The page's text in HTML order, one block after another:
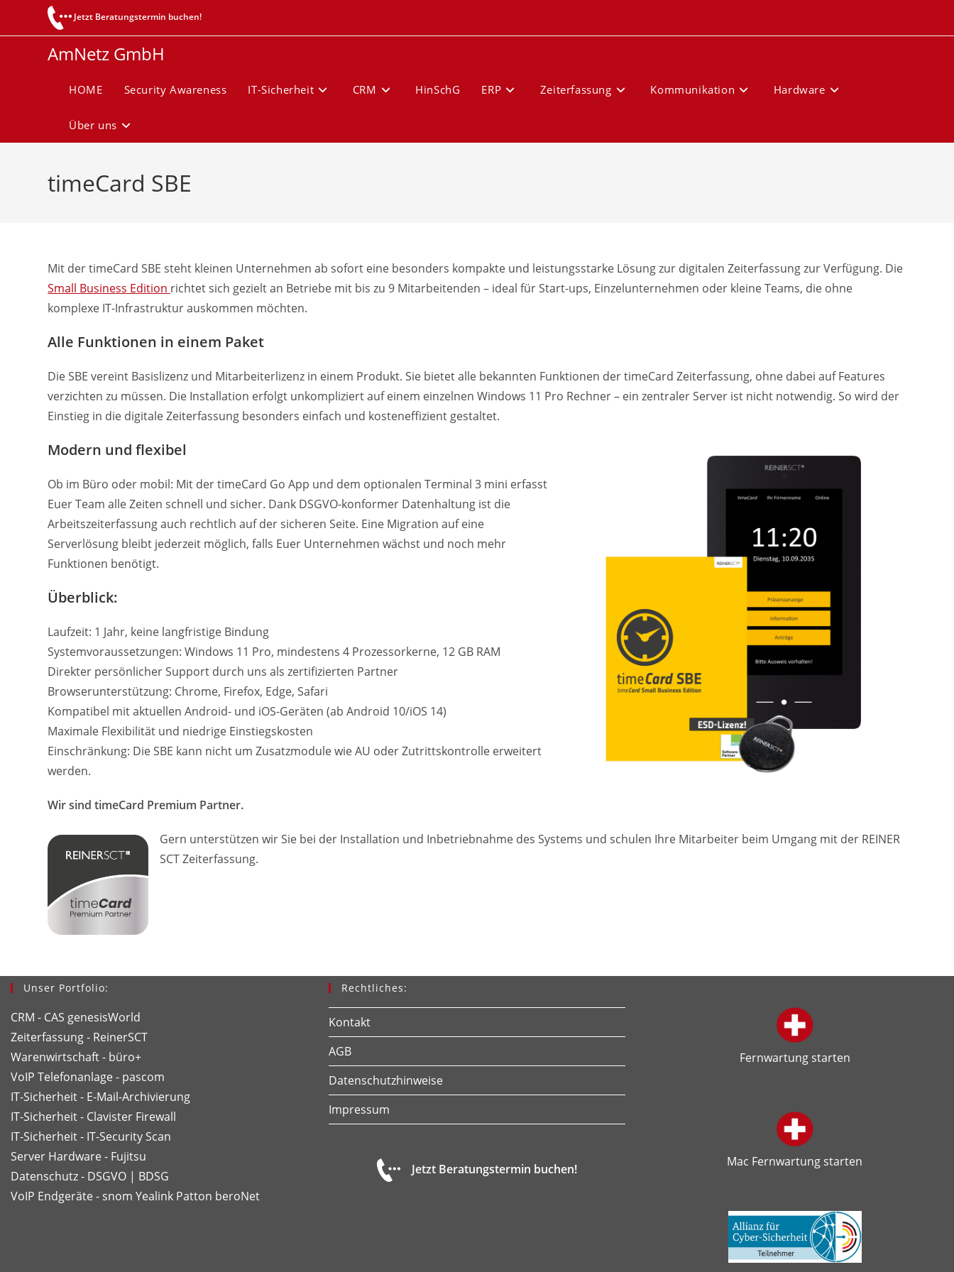
Jetzt Beratungstermin buchen!
AmNetz GmbH
HOME Security Awareness IT-Sicherheit CRM HinSchG ERP Zeiterfassung Kommunikation Hardware
Über uns
timeCard SBE
Mit der timeCard SBE steht kleinen Unternehmen ab sofort eine besonders kompakte und leistungsstarke Lösung zur digitalen Zeiterfassung zur Verfügung. Die
Small Business Edition richtet sich gezielt an Betriebe mit bis zu 9 Mitarbeitenden – ideal für Start-ups, Einzelunternehmen oder kleine Teams, die ohne
komplexe IT-Infrastruktur auskommen möchten.​
Alle Funktionen in einem Paket
Die SBE vereint Basislizenz und Mitarbeiterlizenz in einem Produkt. Sie bietet alle bekannten Funktionen der timeCard Zeiterfassung, ohne dabei auf Features
verzichten zu müssen. Die Installation erfolgt unkompliziert auf einem einzelnen Windows 11 Pro Rechner – ein zentraler Server ist nicht notwendig. So wird der
Einstieg in die digitale Zeiterfassung besonders einfach und kosteneffizient gestaltet.​
Modern und flexibel
Ob im Büro oder mobil: Mit der timeCard Go App und dem optionalen Terminal 3 mini erfasst
Euer Team alle Zeiten schnell und sicher. Dank DSGVO-konformer Datenhaltung ist die
Arbeitszeiterfassung auch rechtlich auf der sicheren Seite. Eine Migration auf eine
Serverlösung bleibt jederzeit möglich, falls Euer Unternehmen wächst und noch mehr
Funktionen benötigt.​
Überblick:
Laufzeit: 1 Jahr, keine langfristige Bindung
Systemvoraussetzungen: Windows 11 Pro, mindestens 4 Prozessorkerne, 12 GB RAM
Direkter persönlicher Support durch uns als zertifizierten Partner
Browserunterstützung: Chrome, Firefox, Edge, Safari
Kompatibel mit aktuellen Android- und iOS-Geräten (ab Android 10/iOS 14)
Maximale Flexibilität und niedrige Einstiegskosten​
Einschränkung: Die SBE kann nicht um Zusatzmodule wie AU oder Zutrittskontrolle erweitert
werden.
Wir sind timeCard Premium Partner.
Gern unterstützen wir Sie bei der Installation und Inbetriebnahme des Systems und schulen Ihre Mitarbeiter beim Umgang mit der REINER
SCT Zeiterfassung.
Unser Portfolio:
CRM - CAS genesisWorld
Zeiterfassung - ReinerSCT
Warenwirtschaft - büro+
VoIP Telefonanlage - pascom
IT-Sicherheit - E-Mail-Archivierung
IT-Sicherheit - Clavister Firewall
IT-Sicherheit - IT-Security Scan
Server Hardware - Fujitsu
Datenschutz - DSGVO | BDSG
VoIP Endgeräte - snom Yealink Patton beroNet
Rechtliches:
Kontakt
AGB
Datenschutzhinweise
Impressum
Jetzt Beratungstermin buchen!
Fernwartung starten
Mac Fernwartung starten